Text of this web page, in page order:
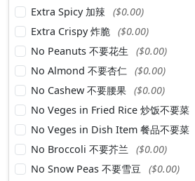
Extra Spicy 加辣
($0.00)
Extra Crispy 炸脆 ($0.00)
No Peanuts 不要花生
($0.00)
No Almond 不要杏仁 ($0.00)
No Cashew 不要腰果 ($0.00)
No Veges in Fried Rice 炒饭不要菜
No Veges in Dish Item 餐品不要菜
No Broccoli 不要芥兰
($0.00)
No Snow Peas 不要雪豆 ($0.00)